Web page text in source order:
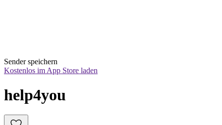
Sender speichern
Kostenlos im App Store laden
help4you